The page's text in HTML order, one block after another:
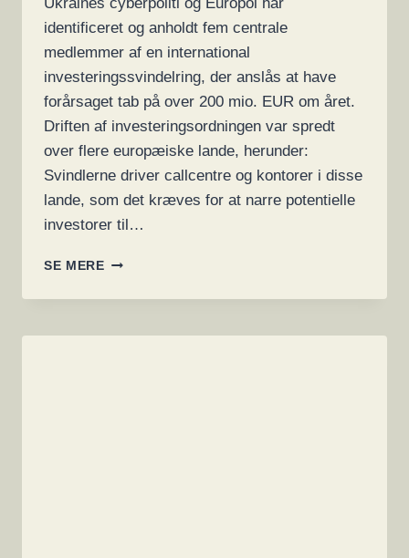
identificeret og anholdt fem centrale
medlemmer af en international
investeringssvindelring, der anslås at have
forårsaget tab på over 200 mio. EUR om året.
Driften af investeringsordningen var spredt
over flere europæiske lande, herunder:
Svindlerne driver callcentre og kontorer i disse
lande, som det kræves for at narre potentielle
investorer til…
SE MERESVINDLERE
FORÅRSAGEDE
PÅ